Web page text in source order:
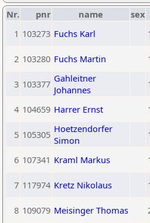
Nr. pnr name sex
1 103273 Fuchs Karl
2 103280 Fuchs Martin
3 103377 Gahleitner
Johannes
4 104659 Harrer Ernst
5 105305 Hoetzendorfer
Simon
6 107341 Kraml Markus
7 117974 Kretz Nikolaus
8 109079 Meisinger Thomas